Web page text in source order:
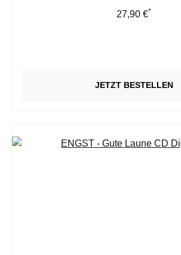
Regulärer Preis:
27,90 €*
JETZT BESTELLEN